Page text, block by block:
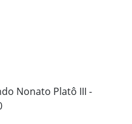
Nonato Platô III -